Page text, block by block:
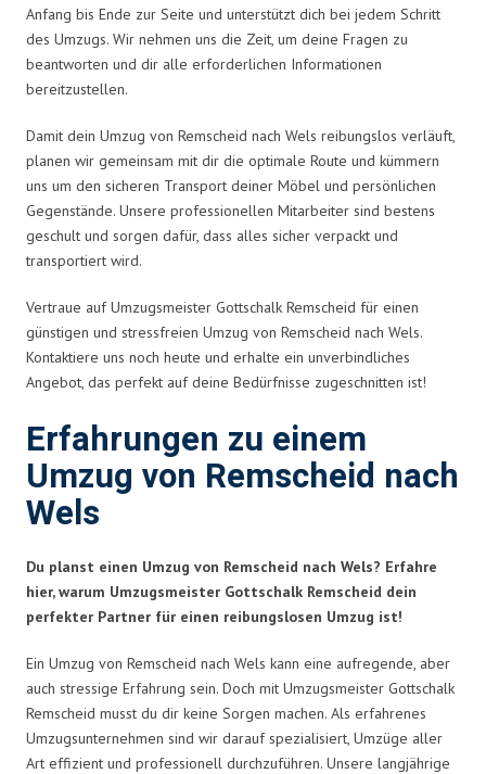
Anfang bis Ende zur Seite und unterstützt dich bei jedem Schritt
des Umzugs. Wir nehmen uns die Zeit, um deine Fragen zu
beantworten und dir alle erforderlichen Informationen
bereitzustellen.
Damit dein Umzug von Remscheid nach Wels reibungslos verläuft,
planen wir gemeinsam mit dir die optimale Route und kümmern
uns um den sicheren Transport deiner Möbel und persönlichen
Gegenstände. Unsere professionellen Mitarbeiter sind bestens
geschult und sorgen dafür, dass alles sicher verpackt und
transportiert wird.
Vertraue auf Umzugsmeister Gottschalk Remscheid für einen
günstigen und stressfreien Umzug von Remscheid nach Wels.
Kontaktiere uns noch heute und erhalte ein unverbindliches
Angebot, das perfekt auf deine Bedürfnisse zugeschnitten ist!
Erfahrungen zu einem
Umzug von Remscheid nach
Wels
Du planst einen Umzug von Remscheid nach Wels? Erfahre
hier, warum Umzugsmeister Gottschalk Remscheid dein
perfekter Partner für einen reibungslosen Umzug ist!
Ein Umzug von Remscheid nach Wels kann eine aufregende, aber
auch stressige Erfahrung sein. Doch mit Umzugsmeister Gottschalk
Remscheid musst du dir keine Sorgen machen. Als erfahrenes
Umzugsunternehmen sind wir darauf spezialisiert, Umzüge aller
Art effizient und professionell durchzuführen. Unsere langjährige